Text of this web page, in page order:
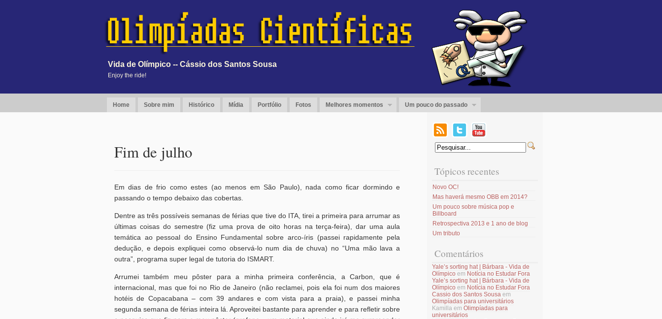
Vida de Olímpico -- Cássio dos Santos Sousa
Enjoy the ride!
Home Sobre mim Histórico Mídia Portfólio Fotos Melhores momentos Um pouco do passado
Fim de julho
Em dias de frio como estes (ao menos em São Paulo), nada como ficar dormindo e
passando o tempo debaixo das cobertas.
Dentre as três possíveis semanas de férias que tive do ITA, tirei a primeira para arrumar as
últimas coisas do semestre (fiz uma prova de oito horas na terça-feira), dar uma aula
temática ao pessoal do Ensino Fundamental sobre arco-íris (passei rapidamente pela
dedução, e depois expliquei como observá-lo num dia de chuva) no “Uma mão lava a
outra”, programa super legal de tutoria do ISMART.
Arrumei também meu pôster para a minha primeira conferência, a Carbon, que é
internacional, mas que foi no Rio de Janeiro (não reclamei, pois ela foi num dos maiores
hotéis de Copacabana – com 39 andares e com vista para a praia), e passei minha
segunda semana de férias inteira lá. Aproveitei bastante para aprender e para refletir sobre
Tópicos recentes
Novo OC!
Mas haverá mesmo OBB em 2014?
Um pouco sobre música pop e
Billboard
Retrospectiva 2013 e 1 ano de blog
Um tributo
Comentários
Yale’s sorting hat | Bárbara - Vida de
Olímpico em Notícia no Estudar Fora
Yale’s sorting hat | Bárbara - Vida de
Olímpico em Notícia no Estudar Fora
Cassio dos Santos Sousa em
Olimpíadas para universitários
Kamilla em Olimpíadas para
universitários